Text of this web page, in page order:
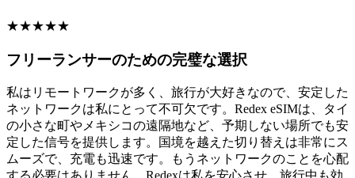
★★★★★
フリーランサーのための完璧な選択
私はリモートワークが多く、旅行が大好きなので、安定した
ネットワークは私にとって不可欠です。Redex eSIMは、タイ
の小さな町やメキシコの遠隔地など、予期しない場所でも安
定した信号を提供します。国境を越えた切り替えは非常にス
ムーズで、充電も迅速です。もうネットワークのことを心配